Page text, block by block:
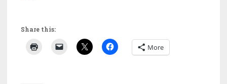
Share this:
More